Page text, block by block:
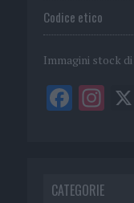
Codice etico
Immagini stock di
CATEGORIE